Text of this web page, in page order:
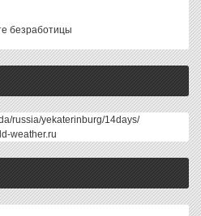
безработицы
russia/yekaterinburg/14days/
weather.ru